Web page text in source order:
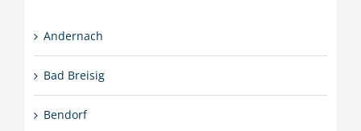
Andernach
Bad Breisig
Bendorf